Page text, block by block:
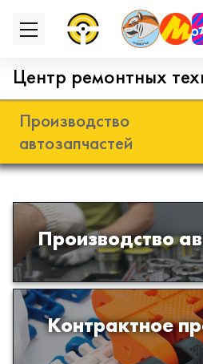
Центр ремонтных
Производство
автозапчастей
Производство
Разработка и
из
Контрактное
Производство
и полимеров